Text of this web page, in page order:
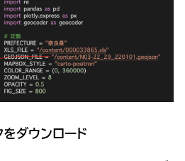
ダウンロード